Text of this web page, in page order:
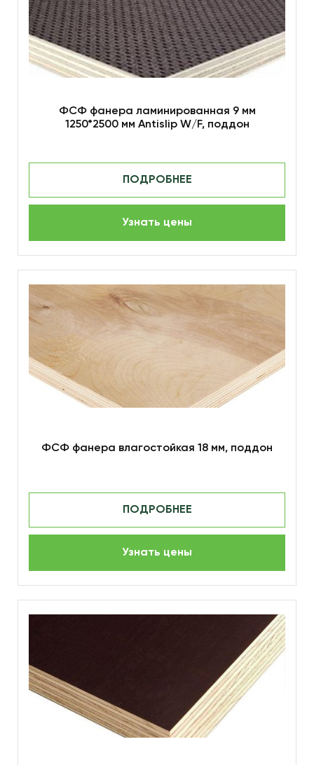
ФСФ фанера ламинированная 9 мм
1250*2500 мм Antislip W/F, поддон
ПОДРОБНЕЕ
Узнать цены
ФСФ фанера влагостойкая 18 мм, поддон
ПОДРОБНЕЕ
Узнать цены